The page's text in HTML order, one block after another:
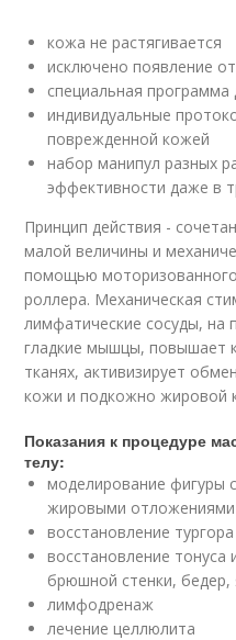
кожа не растягивается
исключено появление
специальная
индивидуальные
поврежденной кожей
набор манипул разных
эффективности даже в
Принцип действия -
малой величины и
помощью
роллера. Механическая
лимфатические сосуды, на
гладкие мышцы, повышает
тканях, активизирует
кожи и подкожно жировой
Показания к процедуре
телу:
моделирование фигуры
жировыми
восстановление
восстановление
брюшной стенки, бедер,
лимфодренаж
лечение целлюлита